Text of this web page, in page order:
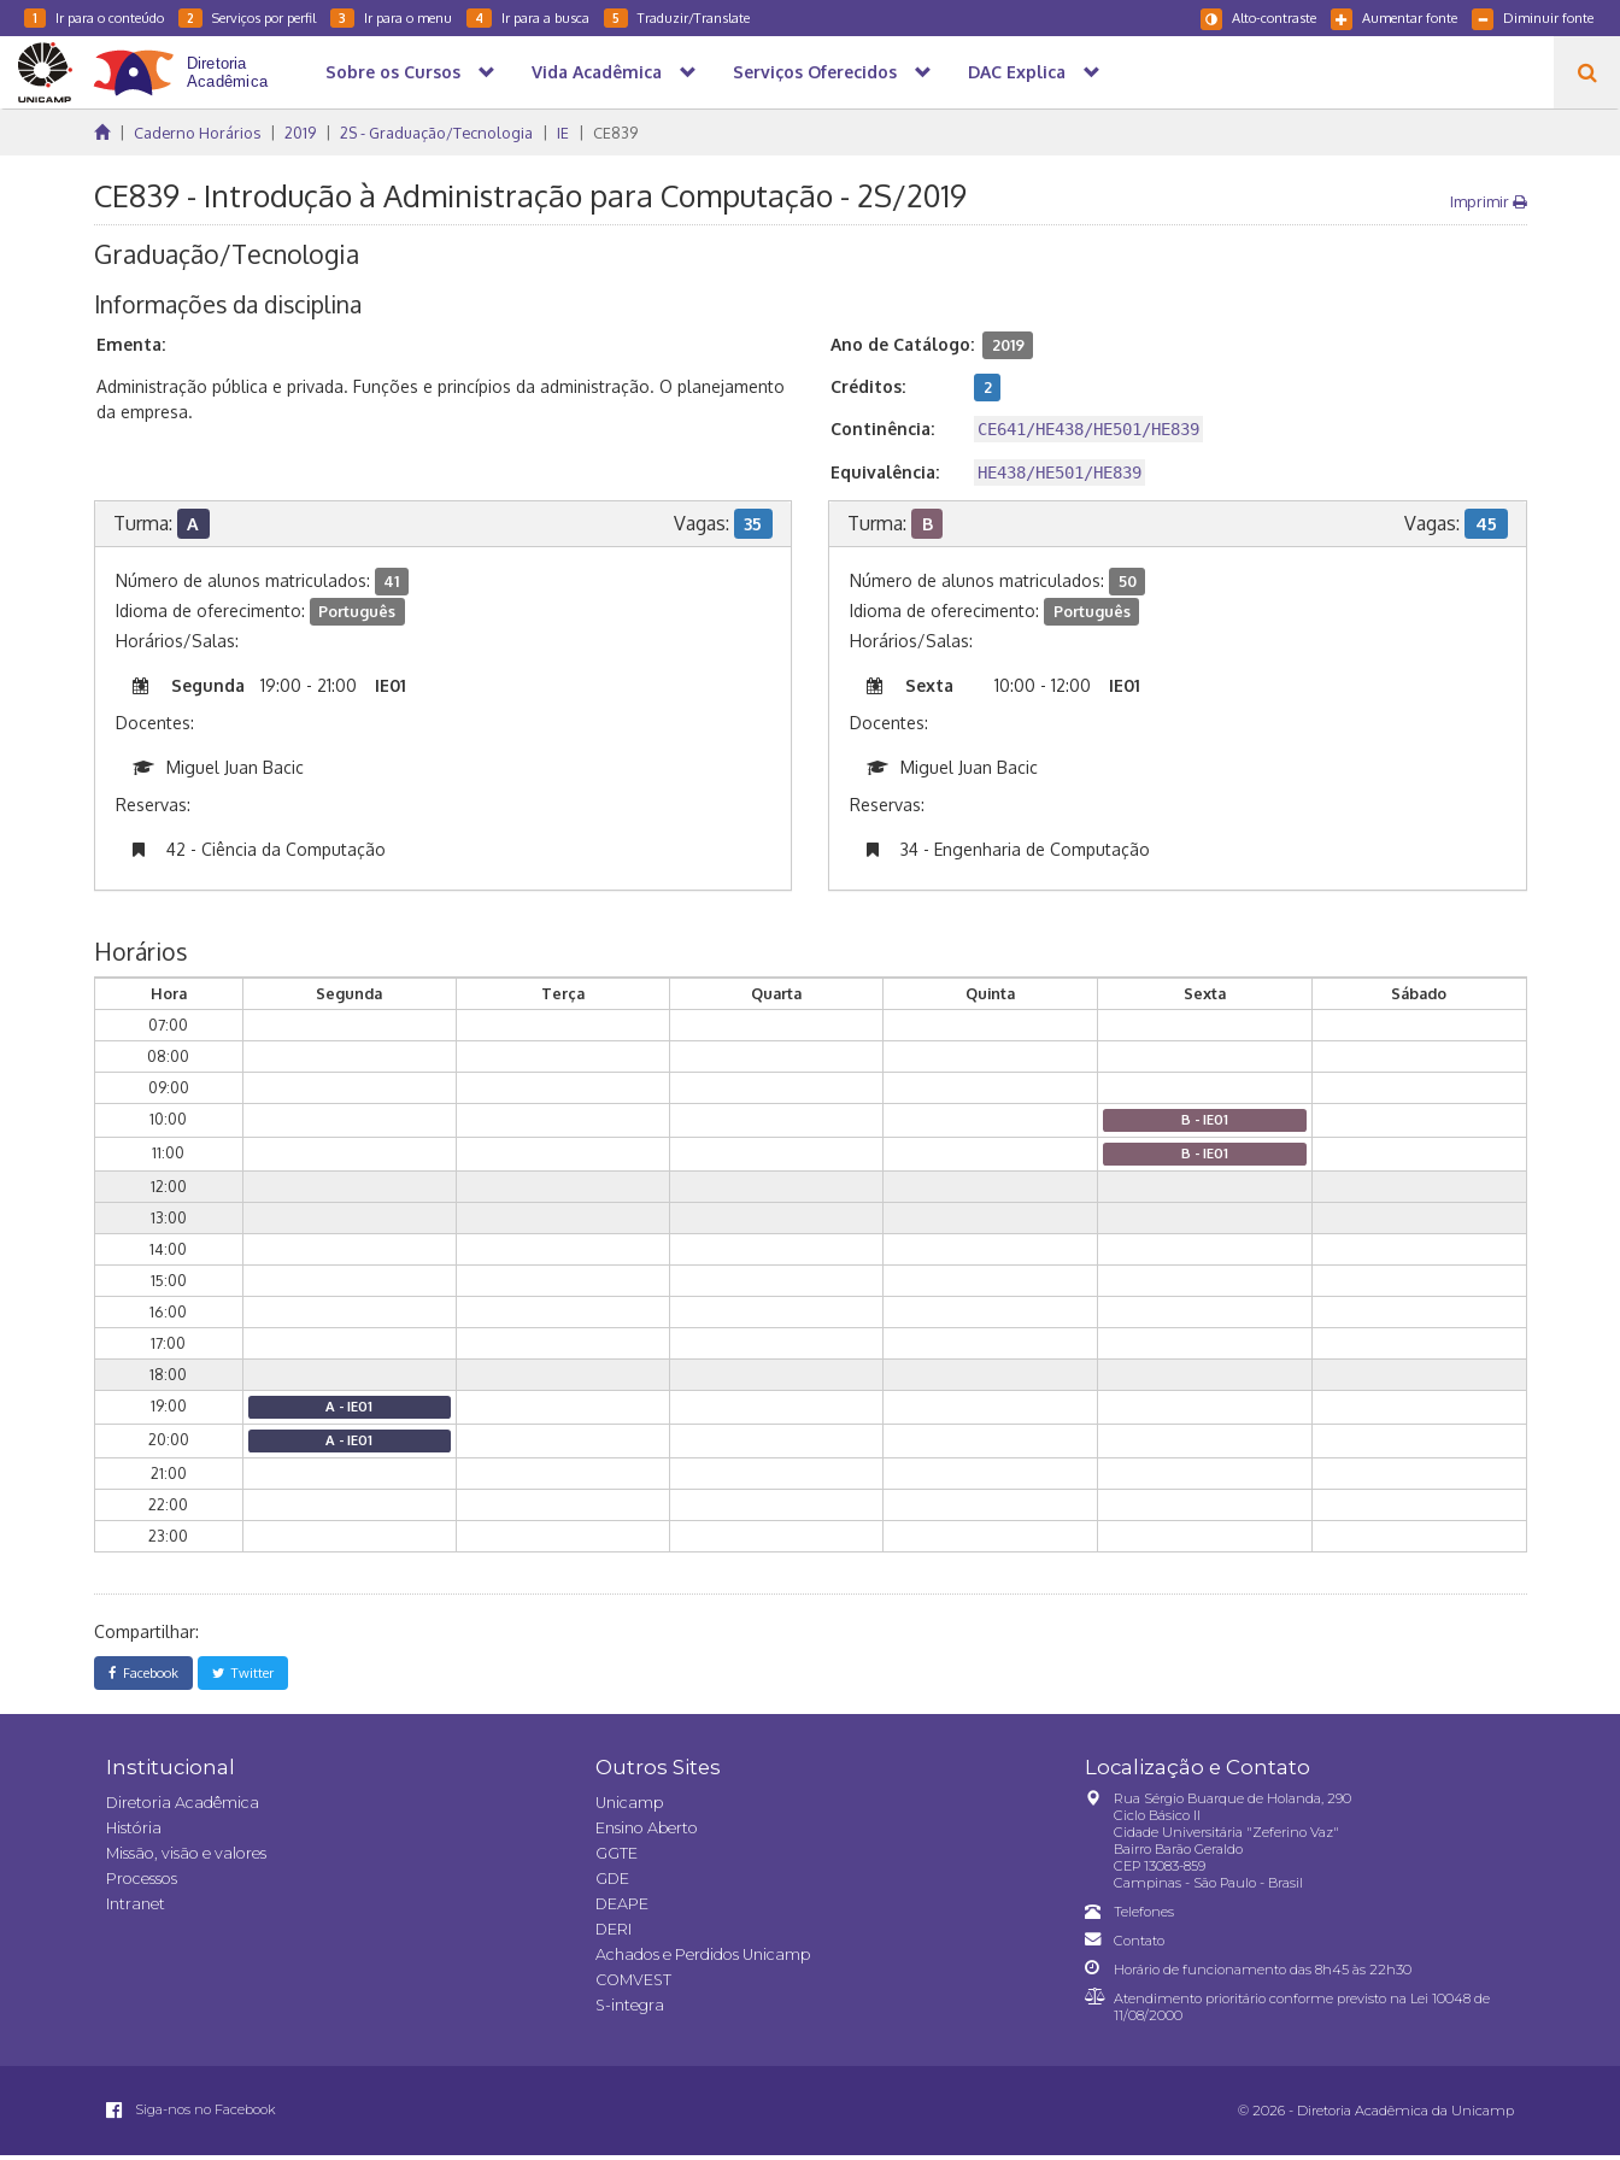
1 Ir para o conteúdo 2 Serviços por perfil 3 Ir para o menu 4 Ir para a busca 5 Traduzir/Translate Diminuir fonte
Aumentar fonte
Alto-contraste
Sobre os Cursos Vida Acadêmica Serviços Oferecidos DAC Explica
Caderno Horários 2019 2S - Graduação/Tecnologia IE CE839
CE839 - Introdução à Administração para Computação - 2S/2019 Imprimir
Graduação/Tecnologia
Informações da disciplina
Ementa:
Administração pública e privada. Funções e princípios da administração. O planejamento
da empresa.
Ano de Catálogo: 2019
Créditos: 2
Continência: CE641/HE438/HE501/HE839
Equivalência: HE438/HE501/HE839
Turma: A Vagas: 35
Número de alunos matriculados: 41
Idioma de oferecimento: Português
Horários/Salas:
Segunda 19:00 - 21:00
IE01
Docentes:
Miguel Juan Bacic
Reservas:
42 - Ciência da Computação
Turma: B Vagas: 45
Número de alunos matriculados: 50
Idioma de oferecimento: Português
Horários/Salas:
Sexta 10:00 - 12:00
IE01
Docentes:
Miguel Juan Bacic
Reservas:
34 - Engenharia de Computação
Horários
Hora Segunda Terça Quarta Quinta Sexta
Sábado
07:00
08:00
09:00
10:00
B - IE01
11:00 B - IE01
12:00
13:00
14:00
15:00
16:00
17:00
18:00
19:00
A - IE01
20:00 A - IE01
21:00
22:00
23:00
Compartilhar:
Facebook Twitter
Institucional
Diretoria Acadêmica
História
Missão, visão e valores
Processos
Intranet
Outros Sites
Unicamp
Ensino Aberto
GGTE
GDE
DEAPE
DERI
Achados e Perdidos Unicamp
COMVEST
S-integra
Localização e Contato
Rua Sérgio Buarque de Holanda, 290
Ciclo Básico II
Cidade Universitária "Zeferino Vaz"
Bairro Barão Geraldo
CEP 13083-859
Campinas - São Paulo - Brasil
Telefones
Contato
Horário de funcionamento das 8h45 às 22h30
Atendimento prioritário conforme previsto na Lei 10048 de
11/08/2000
Siga-nos no Facebook © 2026 - Diretoria Acadêmica da Unicamp